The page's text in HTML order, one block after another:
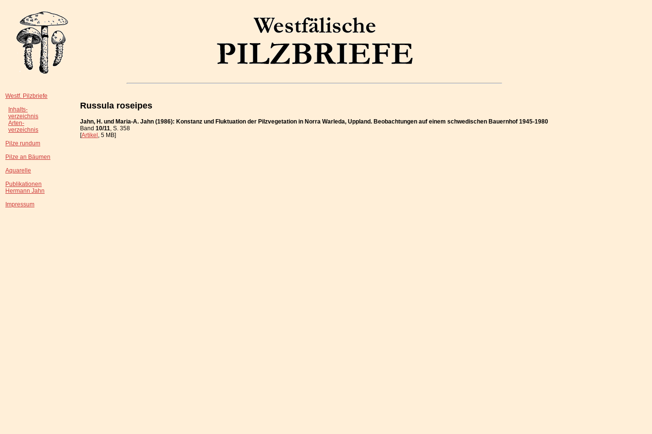
Westf. Pilzbriefe
Inhalts-
verzeichnis
Arten-
verzeichnis
Pilze rundum
Pilze an Bäumen
Aquarelle
Publikationen
Hermann Jahn
Impressum
Russula roseipes
Jahn, H. und Maria-A. Jahn (1986): Konstanz und Fluktuation der Pilzvegetation in Norra Warleda, Uppland. Beobachtungen auf einem schwedischen Bauernhof 1945-1980
Band 10/11, S. 358
[Artikel, 5 MB]